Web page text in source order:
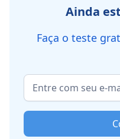
Ainda
Faça o teste